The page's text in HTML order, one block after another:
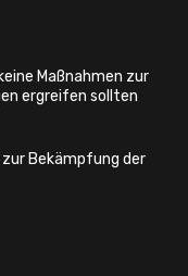
Maßnahmen zur
ergreifen sollten
Bekämpfung der